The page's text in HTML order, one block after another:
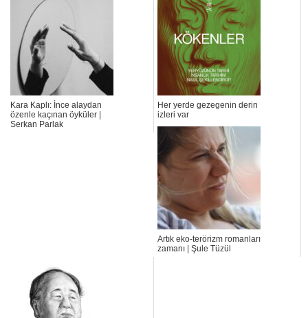
Kara Kaplı: İnce alaydan
özenle kaçınan öyküler |
Serkan Parlak
Her yerde gezegenin derin
izleri var
Artık eko-terörizm romanları
zamanı | Şule Tüzül